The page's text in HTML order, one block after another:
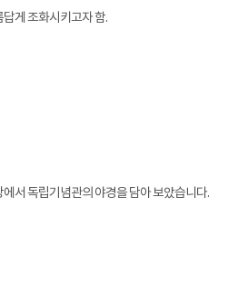
게 조화시키고자 함.
서 독립기념관의 야경을 담아 보았습니다.